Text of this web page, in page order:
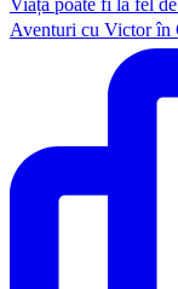
Aventuri cu Victor